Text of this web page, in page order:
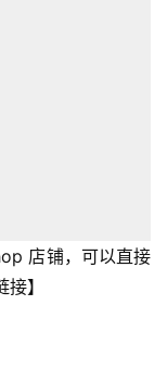
店铺，可以直接
】